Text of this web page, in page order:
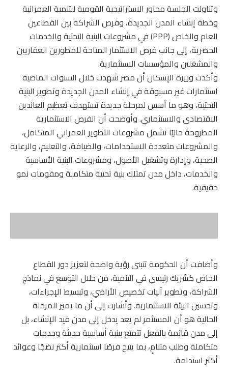
وتناولت الجلسة محاور الاستراتيجية القومية للتنمية العمرانية
وخطة إنشاء المدن الجديدة، وفرص الشراكة بين القطاعين
العام والخاص (PPP) في مشروعات البنية التحتية والخدمات
الحضرية، إلى جانب فرص الاستثمار المتاحة للمطورين العقاريين
والمشغلين والمؤسسات الاستثمارية.
وأكدت وزيرة الإسكان أن مصر شهدت خلال السنوات الماضية
استثمارات غير مسبوقة في إنشاء المدن الجديدة وتطوير البنية
التحتية، وهو ما أسس لمرحلة جديدة تستهدف تعظيم العائدين
الاقتصادي والاستثماري. وأوضحت أن الفرص الاستثمارية
المطروحة حاليًا تشمل مشروعات التطوير العمراني المتكامل،
والمشروعات متعددة الاستخدامات، والضيافة، والتعليم، والرعاية
الصحية، وإدارة وتشغيل الأصول، ومشروعات البنية الأساسية
والخدمات، داخل مدن تمتلك بنية تحتية متكاملة ومقومات نمو
حقيقية.
وأضافت أن الحكومة تتبنى رؤية واضحة لتعزيز دور القطاع
الخاص كشريك رئيسي في التنمية، من خلال التوسع في نماذج
الشراكة، وتطوير آليات تخصيص الأراضي، وتبسيط الإجراءات،
وتحسين البيئة الاستثمارية. وأشارت إلى أن ما يميز المرحلة
الحالية هو أن المستثمر لم يعد يدخل إلى مدن قيد الإنشاء، بل
إلى مدن قائمة بالفعل تتمتع ببنية أساسية حديثة وخدمات
متكاملة وطلب متنامٍ، بما يتيح فرصًا استثمارية أكثر نضجًا وعوائد
أكثر استدامة.